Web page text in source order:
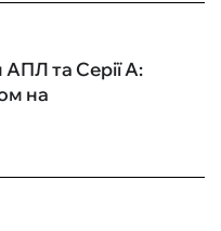
та Серії А:
на